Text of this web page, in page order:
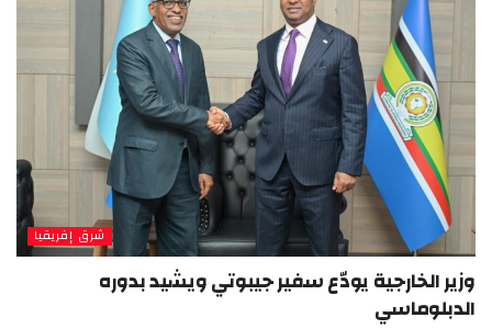
شرق إفريقيا
وزير الخارجية يودّع سفير جيبوتي ويشيد بدوره
الدبلوماسي